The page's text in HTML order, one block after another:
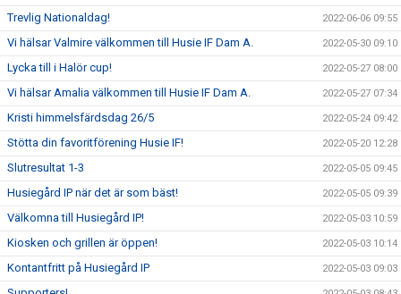
Trevlig Nationaldag! 2022-06-06 09:55
Vi hälsar Valmire välkommen till Husie IF Dam A. 2022-05-30 09:10
Lycka till i Halör cup! 2022-05-27 08:00
Vi hälsar Amalia välkommen till Husie IF Dam A. 2022-05-27 07:34
Kristi himmelsfärdsdag 26/5 2022-05-24 09:42
Stötta din favoritförening Husie IF! 2022-05-20 12:28
Slutresultat 1-3 2022-05-05 09:45
Husiegård IP när det är som bäst! 2022-05-05 09:39
Välkomna till Husiegård IP! 2022-05-03 10:59
Kiosken och grillen är öppen! 2022-05-03 10:14
Kontantfritt på Husiegård IP 2022-05-03 09:03